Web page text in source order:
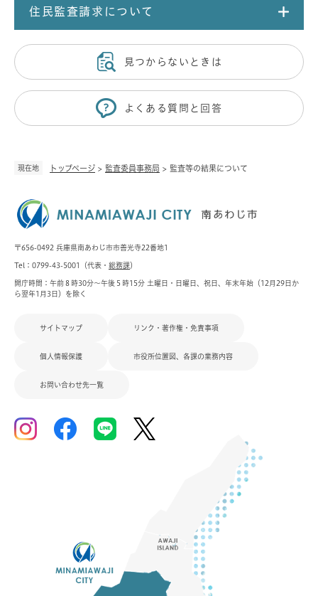
現在地 トップページ > 監査委員事務局 > 監査等の結果について
住民監査請求について
見つからないときは
よくある質問と回答
〒656-0492 兵庫県南あわじ市市善光寺22番地1
Tel：0799-43-5001（代表・ 総務課）
開庁時間：午前８時30分～午後５時15分 土曜日・日曜日、祝日、年末年始（12月29日か
ら翌年1月3日）を除く
サイトマップ リンク・著作権・免責事項
個人情報保護 市役所位置図、各課の業務内容
お問い合わせ先一覧